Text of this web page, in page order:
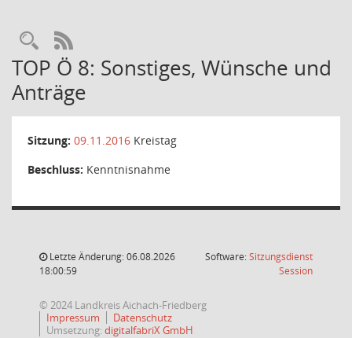
Rechercheauswahl
RSS-Feed
TOP Ö 8: Sonstiges, Wünsche und
Anträge
Sitzung: 09.11.2016 Kreistag
Beschluss: Kenntnisnahme
Letzte Änderung: 06.08.2026
18:00:59
Software:Sitzungsdienst
Session(Wird in
© 2024 Landkreis Aichach-Friedberg
Impressum
Datenschutz
Umsetzung:digitalfabriX GmbH